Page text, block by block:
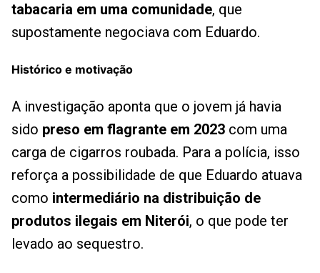
tabacaria em uma comunidade, que
supostamente negociava com Eduardo.
Histórico e motivação
A investigação aponta que o jovem já havia
sido preso em flagrante em 2023 com uma
carga de cigarros roubada. Para a polícia, isso
reforça a possibilidade de que Eduardo atuava
como intermediário na distribuição de
produtos ilegais em Niterói, o que pode ter
levado ao sequestro.